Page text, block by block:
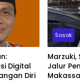
Digital
Diri
Sosok
Marzuki,
Jalur